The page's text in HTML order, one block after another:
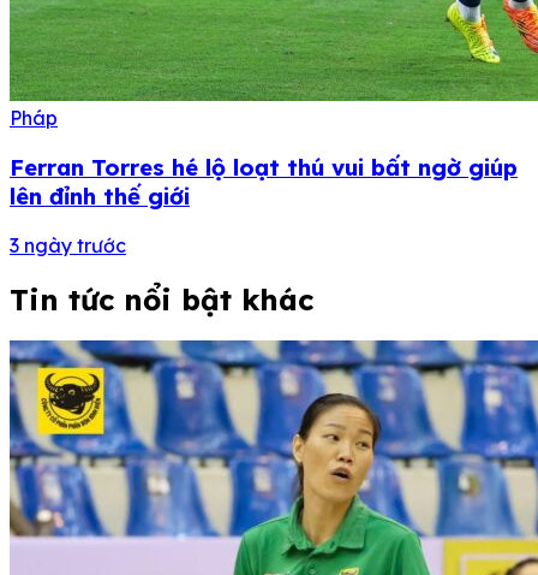
Pháp
Ferran Torres hé lộ loạt thú vui bất ngờ giúp
lên đỉnh thế giới
3 ngày trước
Tin tức nổi bật khác